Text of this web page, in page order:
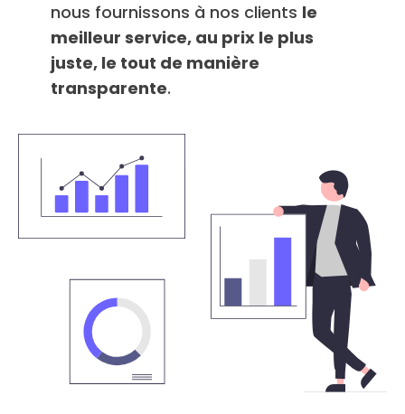
nous fournissons à nos clients le
meilleur service, au prix le plus
juste, le tout de manière
transparente.